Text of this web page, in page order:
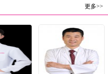
更多>>